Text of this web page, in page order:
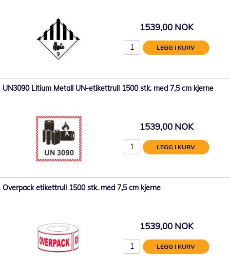
1539,00 NOK
LEGG I KURV
UN3090 Litium Metall UN-etikettrull 1500 stk. med 7,5 cm kjerne
1539,00 NOK
LEGG I KURV
Overpack etikettrull 1500 stk. med 7,5 cm kjerne
1539,00 NOK
LEGG I KURV